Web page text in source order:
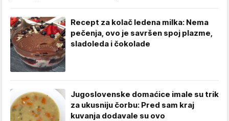
Recept za kolač ledena milka: Nema
pečenja, ovo je savršen spoj plazme,
sladoleda i čokolade
Jugoslovenske domaćice imale su trik
za ukusniju čorbu: Pred sam kraj
kuvanja dodavale su ovo